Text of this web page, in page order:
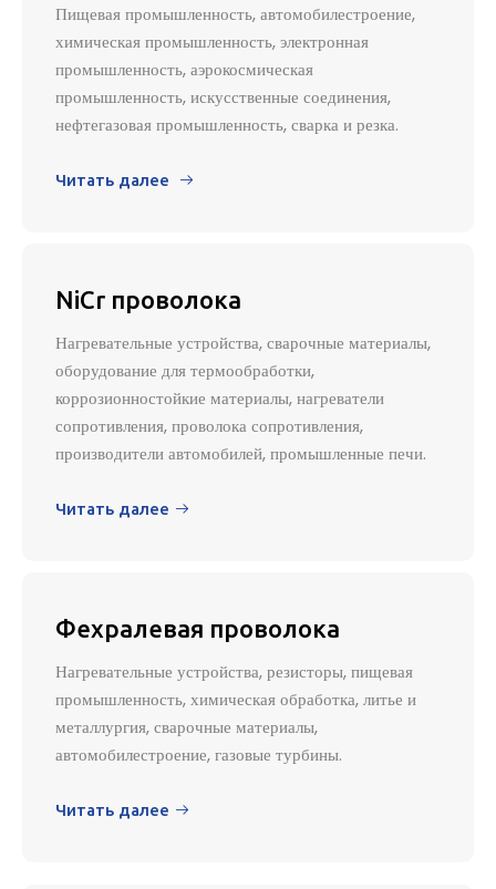
Пищевая промышленность, автомобилестроение,
химическая промышленность, электронная
промышленность, аэрокосмическая
промышленность, искусственные соединения,
нефтегазовая промышленность, сварка и резка.
Читать далее 
NiCr проволока
Нагревательные устройства, сварочные материалы,
оборудование для термообработки,
коррозионностойкие материалы, нагреватели
сопротивления, проволока сопротивления,
производители автомобилей, промышленные печи.
Читать далее 
Фехралевая проволока
Нагревательные устройства, резисторы, пищевая
промышленность, химическая обработка, литье и
металлургия, сварочные материалы,
автомобилестроение, газовые турбины.
Читать далее 